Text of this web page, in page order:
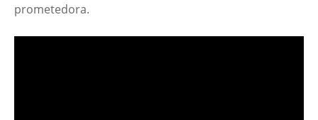
prometedora.